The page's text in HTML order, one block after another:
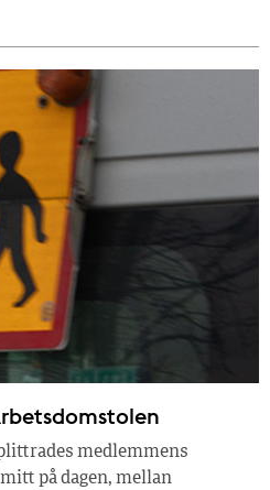
medlemmens
på dagen, mellan